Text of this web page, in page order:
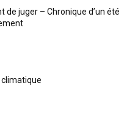
de juger – Chronique d’un été
climatique